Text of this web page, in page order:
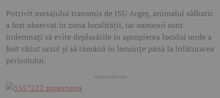
Potrivit mesajului transmis de ISU Argeș, animalul sălbatic
a fost observat în zona localității, iar oamenii sunt
îndemnați să evite deplasările în apropierea locului unde a
fost văzut ursul și să rămână în locuințe până la înlăturarea
pericolului.